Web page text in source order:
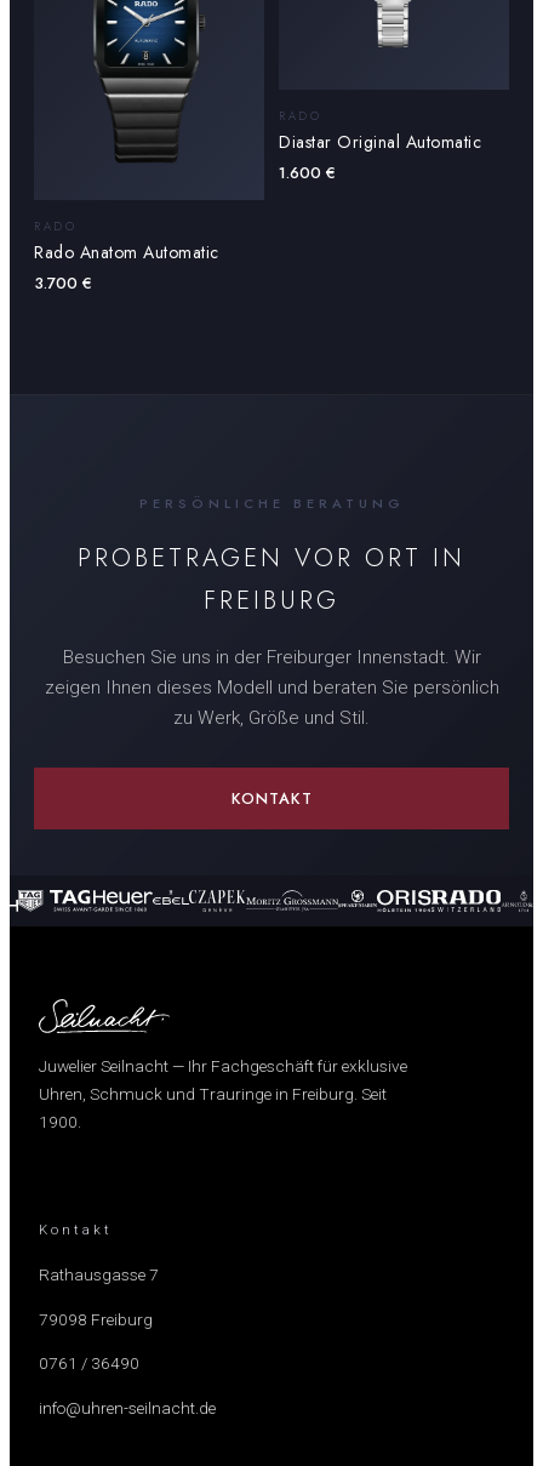
RADO
Rado Anatom Automatic
3.700 €
RADO
Diastar Original Automatic
1.600 €
PERSÖNLICHE BERATUNG
PROBETRAGEN VOR ORT IN
FREIBURG
Besuchen Sie uns in der Freiburger Innenstadt. Wir
zeigen Ihnen dieses Modell und beraten Sie persönlich
zu Werk, Größe und Stil.
KONTAKT
Juwelier Seilnacht — Ihr Fachgeschäft für exklusive
Uhren, Schmuck und Trauringe in Freiburg. Seit
1900.
Kontakt
Rathausgasse 7
79098 Freiburg
0761 / 36490
info@uhren-seilnacht.de